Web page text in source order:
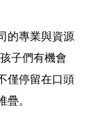
的專業與資源
子們有機會
僅停留在口頭
疊。